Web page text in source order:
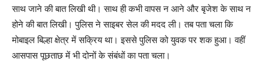
साथ जाने की बात लिखी थी। साथ ही कभी वापस न आने और बृजेश के साथ न
होने की बात लिखी। पुलिस ने साइबर सेल की मदद ली। तब पता चला कि
मोबाइल बिल्हा क्षेत्र में सक्रिय था। इससे पुलिस को युवक पर शक हुआ। वहीं
आसपास पूछताछ में भी दोनों के संबंधों का पता चला।